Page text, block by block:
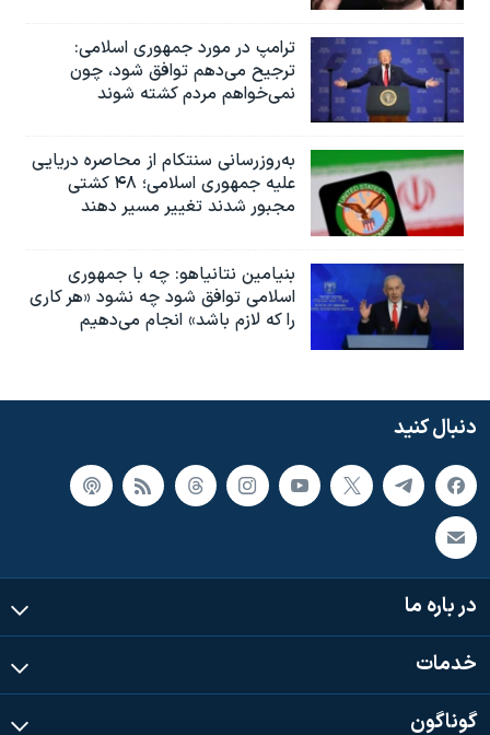
ترامپ در مورد جمهوری اسلامی:
ترجیح می‌دهم توافق شود، چون
نمی‌خواهم مردم کشته شوند
به‌روزرسانی سنتکام از محاصره دریایی
علیه جمهوری اسلامی؛ ۴۸ کشتی
مجبور شدند تغییر مسیر دهند
بنیامین نتانیاهو: چه با جمهوری
اسلامی توافق شود چه نشود «هر کاری
را که لازم باشد» انجام می‌دهیم
دنبال کنید
در باره ما
خدمات
گوناگون